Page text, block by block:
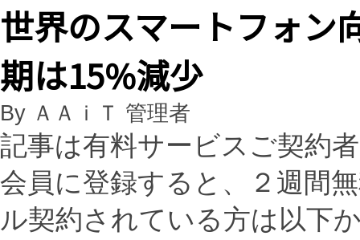
世界のスマートフォン
期は15%減少
By ＡＡｉＴ 管理者
記事は有料サービスご契約
会員に登録すると、２週間
ル契約されている方は以下